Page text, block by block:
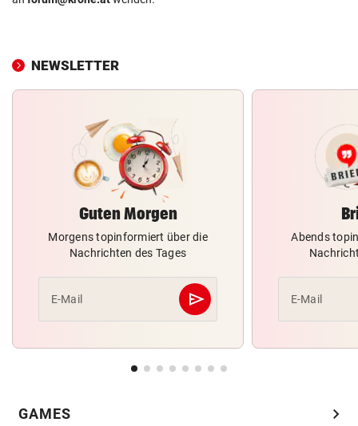
NEWSLETTER
Guten Morgen
Morgens topinformiert über die
Nachrichten des Tages
E-Mail send
Abschicken
Abends
E-Mail
GAMES chevron_right